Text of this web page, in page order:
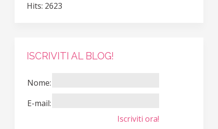
Hits: 2623
ISCRIVITI AL BLOG!
Nome:
E-mail:
Iscriviti ora!